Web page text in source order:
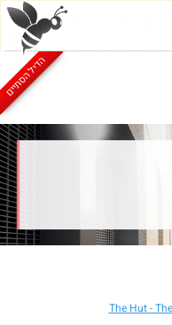
המתפרסמים בה הינם מטעם הגולשים.
חדש בכוורת
הדיל הסתיים
The Hut-